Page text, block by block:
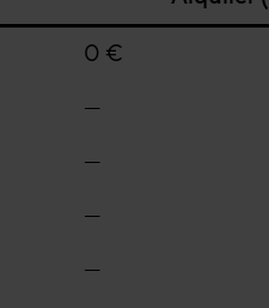
0 €
—
—
—
—